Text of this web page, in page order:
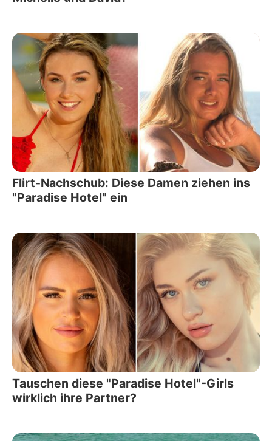
Flirt-Nachschub: Diese Damen ziehen ins
"Paradise Hotel" ein
Tauschen diese "Paradise Hotel"-Girls
wirklich ihre Partner?